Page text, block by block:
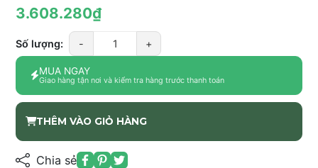
3.608.280₫
Số lượng: - +
MUA NGAY
Giao hàng tận nơi và kiểm tra hàng trước thanh toán
THÊM VÀO GIỎ HÀNG
Chia sẻ